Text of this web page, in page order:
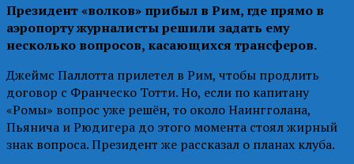
Президент «волков» прибыл в Рим, где прямо в
аэропорту журналисты решили задать ему
несколько вопросов, касающихся трансферов.
Джеймс Паллотта прилетел в Рим, чтобы продлить
договор с Франческо Тотти. Но, если по капитану
«Ромы» вопрос уже решён, то около Наингголана,
Пьянича и Рюдигера до этого момента стоял жирный
знак вопроса. Президент же рассказал о планах клуба.